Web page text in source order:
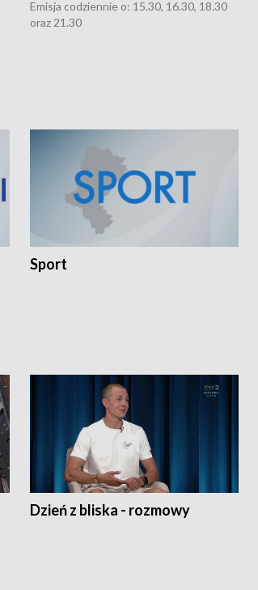
Emisja codziennie o: 15.30, 16.30, 18.30
oraz 21.30
Sport
Dzień z bliska - rozmowy